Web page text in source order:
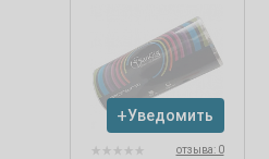
Уведомить
отзыва: 0